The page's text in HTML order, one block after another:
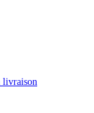
livraison